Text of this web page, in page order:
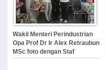
Wakil Menteri Perindustrian
Opa Prof Dr Ir Alex Retraubun
MSc foto dengan Staf
Marketing Gujati 59 saat